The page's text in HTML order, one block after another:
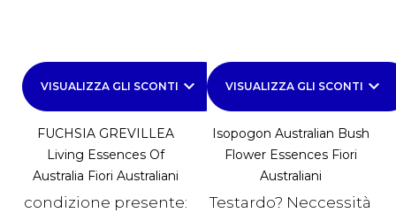
VISUALIZZA GLI SCONTI keyboard_arrow_down
FUCHSIA GREVILLEA
Living Essences Of
Australia Fiori Australiani
condizione presente:
VISUALIZZA GLI SCONTI keyboard_arrow_down
Isopogon Australian Bush
Flower Essences Fiori
Australiani
Testardo? Neccessità